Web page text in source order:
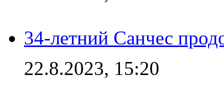
34-летний Санчес
22.8.2023, 15:20